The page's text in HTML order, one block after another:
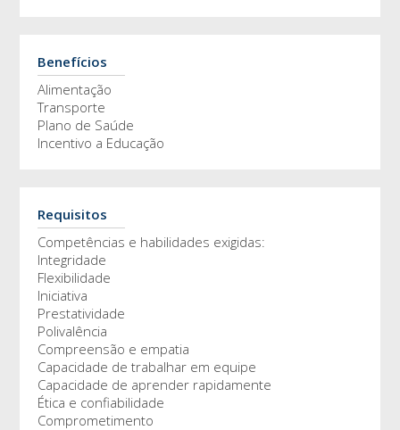
Benefícios
Alimentação
Transporte
Plano de Saúde
Incentivo a Educação
Requisitos
Competências e habilidades exigidas:
Integridade
Flexibilidade
Iniciativa
Prestatividade
Polivalência
Compreensão e empatia
Capacidade de trabalhar em equipe
Capacidade de aprender rapidamente
Ética e confiabilidade
Comprometimento